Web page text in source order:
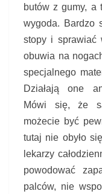
butów z gumy, a
wygoda. Bardzo
stopy i sprawiać
obuwia na
specjalnego
Działają one
Mówi się, że
możecie być
tutaj nie obyło
lekarzy
powodować
palców, nie